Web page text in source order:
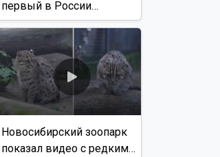
первый в России
документальный фильм
с использованием ИИ
Новосибирский зоопарк
показал видео с редким